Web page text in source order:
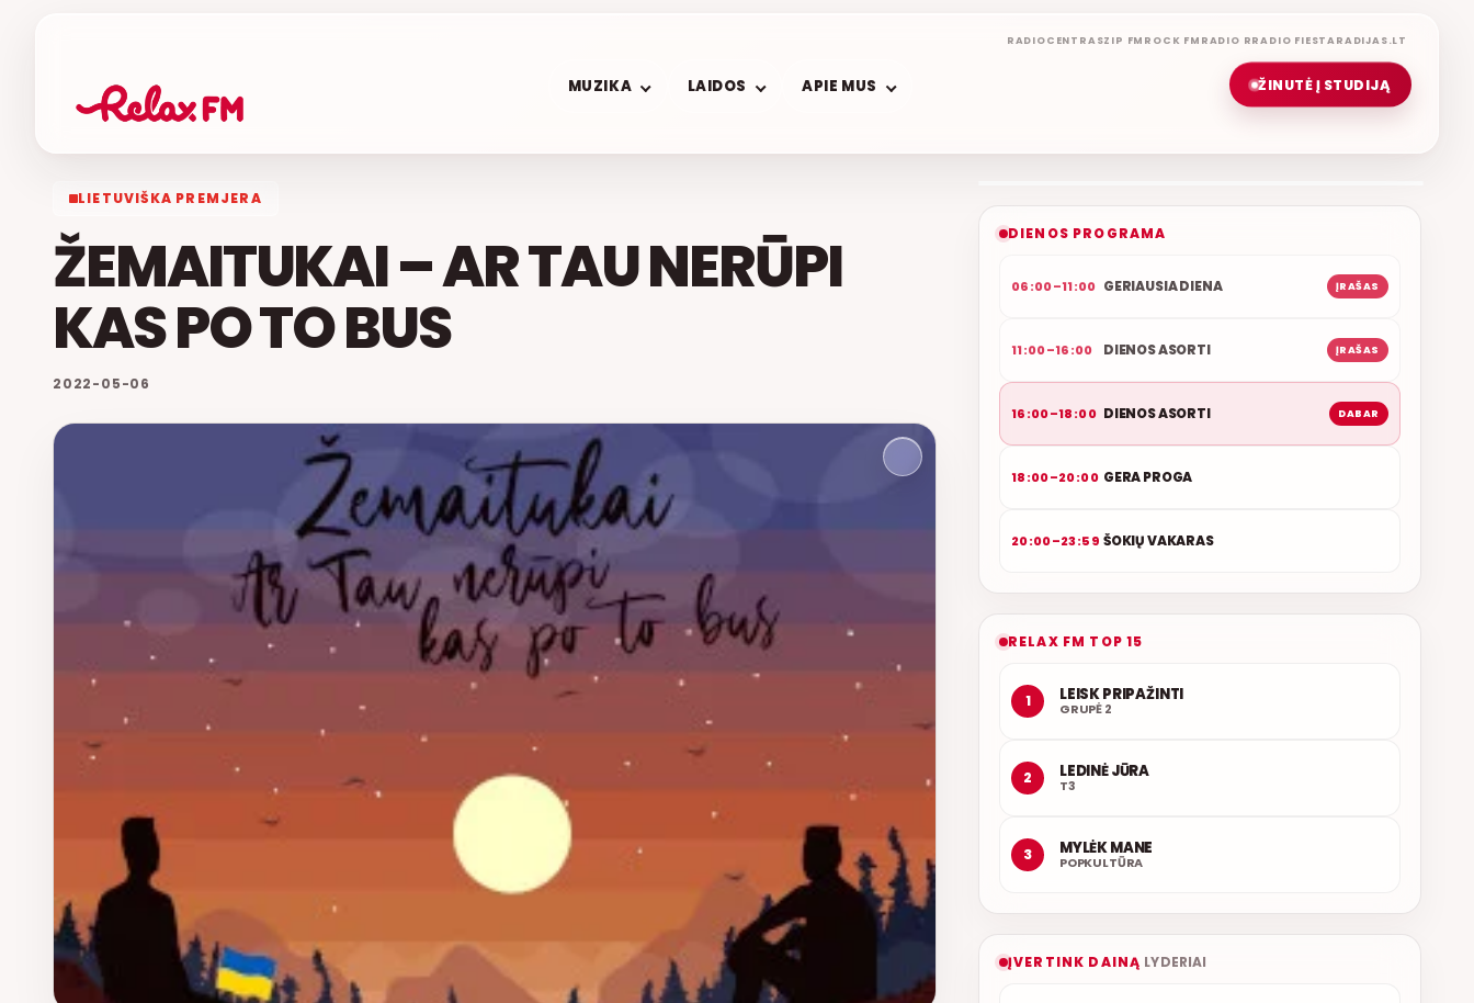
RADIOCENTRASZIP FM ROCK FM RADIO RRADIO FIESTARADIJAS.LT
ŽINUTĖ Į STUDIJĄ
MUZIKA LAIDOS APIE MUS
LIETUVIŠKA PREMJERA
ŽEMAITUKAI – AR TAU NERŪPI
KAS PO TO BUS
2022-05-06
ETERYJE
DIENOS ASORTI ROLANDAS JANAUDIS
DIENOS PROGRAMA
06:00–11:00 GERIAUSIA DIENA ĮRAŠAS
11:00–16:00 DIENOS ASORTI ĮRAŠAS
16:00–18:00 DIENOS ASORTI DABAR
18:00–20:00 GERA PROGA
20:00–23:59 ŠOKIŲ VAKARAS
RELAX FM TOP 15
1 LEISK PRIPAŽINTI
GRUPĖ 2
2 LEDINĖ JŪRA
T3
3 MYLĖK MANE
POPKULTŪRA
ĮVERTINK DAINĄ LYDERIAI